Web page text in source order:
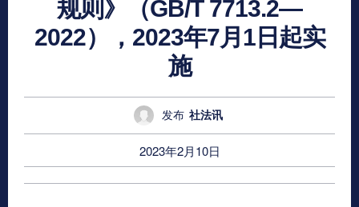
规则》（GB/T 7713.2—
2022），2023年7月1日起实
施
发布 社法讯
2023年2月10日